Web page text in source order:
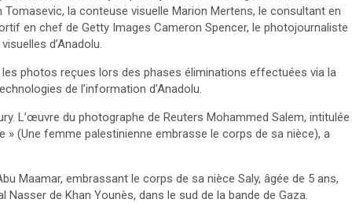
la conteuse visuelle Marion Mertens, le consultant en
en chef de Getty Images Cameron Spencer, le photojournaliste
d’Anadolu.
photos reçues lors des phases éliminations effectuées via la
de l’information d’Anadolu.
L’œuvre du photographe de Reuters Mohammed Salem, intitulée
(Une femme palestinienne embrasse le corps de sa nièce), a
Maamar, embrassant le corps de sa nièce Saly, âgée de 5 ans,
Nasser de Khan Younès, dans le sud de la bande de Gaza.